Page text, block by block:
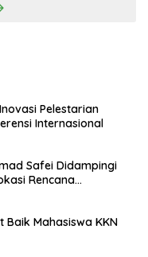
Pelestarian
Internasional
Safei Didampingi
Rencana
Mahasiswa KKN